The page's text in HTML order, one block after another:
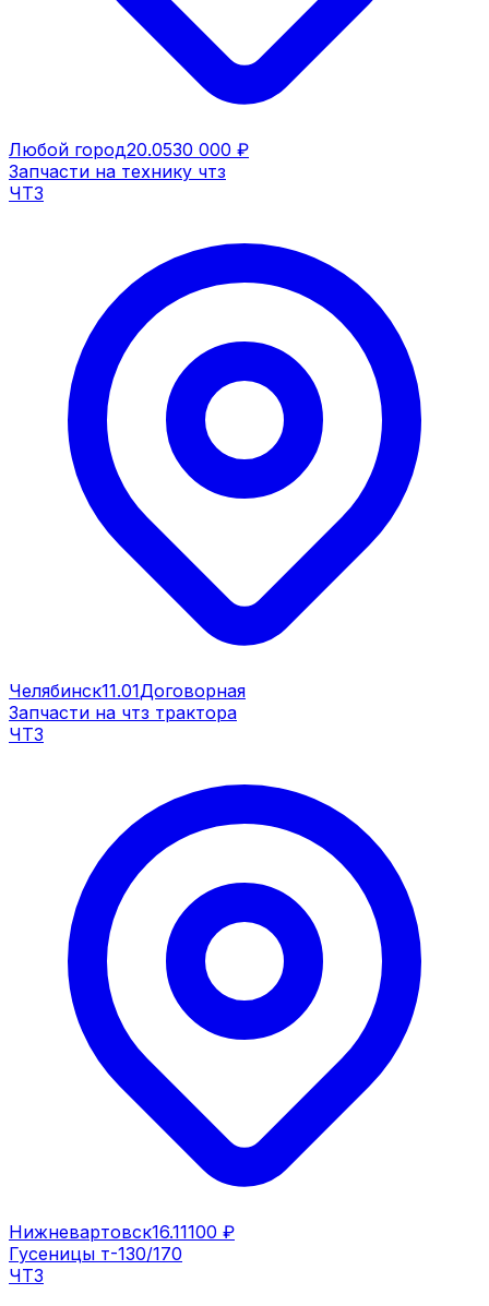
Любой город20.0530 000 ₽
Запчасти на технику чтз
ЧТЗ
Челябинск11.01Договорная
Запчасти на чтз трактора
ЧТЗ
Нижневартовск16.11100 ₽
Гусеницы т-130/170
ЧТЗ